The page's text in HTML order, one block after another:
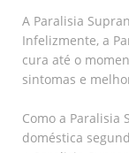
A Paralisia
Infelizmente, a
cura até o
sintomas e
Como a Paralisia
doméstica